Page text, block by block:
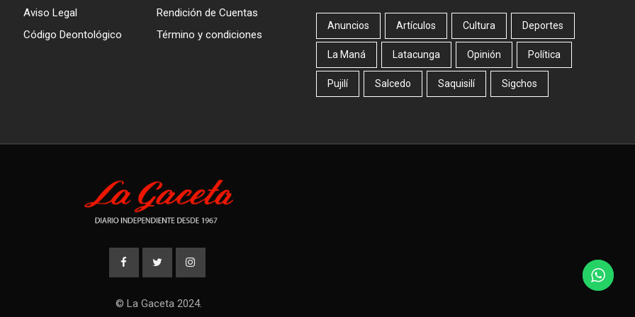
Aviso Legal
Rendición de Cuentas
Código Deontológico
Término y condiciones
Anuncios Artículos Cultura Deportes
La Maná Latacunga Opinión Política
Pujilí Salcedo Saquisilí Sigchos
© La Gaceta 2024.